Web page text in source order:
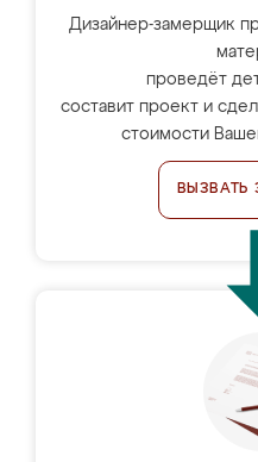
Дизайнер-замерщик
проведёт
составит проект и
стоимости
ВЫЗВАТЬ